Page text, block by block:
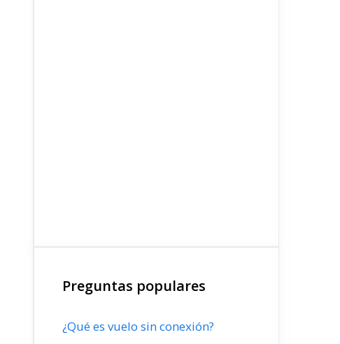
Preguntas populares
¿Qué es vuelo sin conexión?